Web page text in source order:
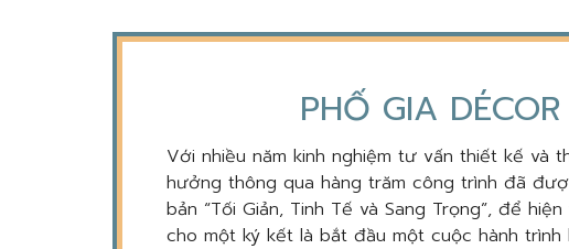
PHỐ GIA
Với nhiều năm kinh nghiệm tư vấn thiết kế và
hưởng thông qua hàng trăm công trình đã
bản “Tối Giản, Tinh Tế và Sang Trọng”, để
cho một ký kết là bắt đầu một cuộc hành